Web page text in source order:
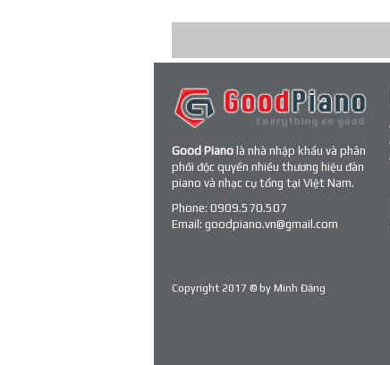
Good Piano là nhà nhập khẩu và phân
phối độc quyền nhiều thương hiệu đàn
piano và nhạc cụ tổng tại Việt Nam.
Phone: 0909.570.507
Email: goodpiano.vn@gmail.com
Copyright 2017 © by Minh Đăng